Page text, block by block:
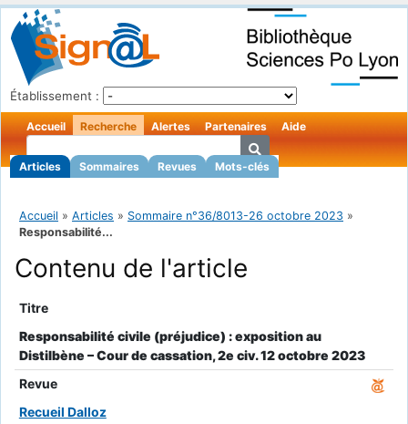
Établissement :
Accueil Recherche
Articles Sommaires Revues Mots-clés
Alertes Partenaires Aide
Accueil » Articles » Sommaire n°36/8013-26 octobre 2023 »
Responsabilité...
Contenu de l'article
Titre
Responsabilité civile (préjudice) : exposition au
Distilbène – Cour de cassation, 2e civ. 12 octobre 2023
Revue
Recueil Dalloz